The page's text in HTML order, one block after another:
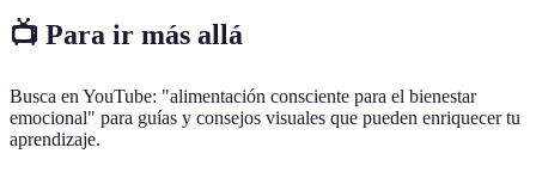
📺 Para ir más allá
Busca en YouTube: "alimentación consciente para el bienestar
emocional" para guías y consejos visuales que pueden enriquecer tu
aprendizaje.